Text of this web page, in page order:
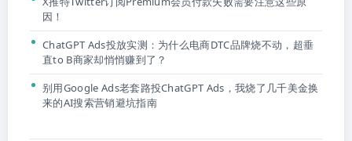
因！
ChatGPT Ads投放实测：为什么电商DTC品牌烧不动，超垂
直to B商家却悄悄赚到了？
别用Google Ads老套路投ChatGPT Ads，我烧了几千美金换
来的AI搜索营销避坑指南